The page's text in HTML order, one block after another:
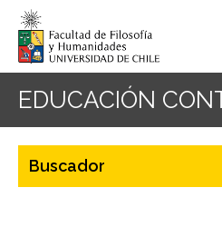
EDUCACIÓN